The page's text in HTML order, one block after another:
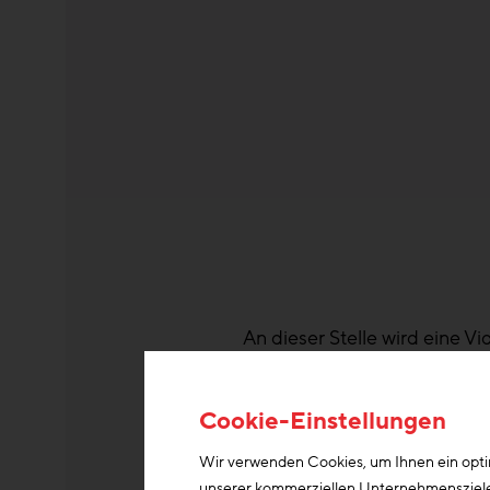
An dieser Stelle wird eine
Cookie-Einstellungen
Wir verwenden Cookies, um Ihnen ein